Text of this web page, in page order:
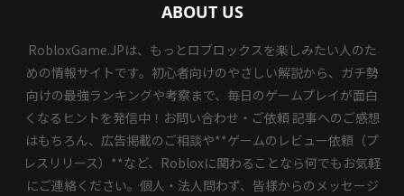
ABOUT US
RobloxGame.JPは、もっとロブロックスを楽しみたい人のた
めの情報サイトです。初心者向けのやさしい解説から、ガチ勢
向けの最強ランキングや考察まで、毎日のゲームプレイが面白
くなるヒントを発信中！お問い合わせ・ご依頼 記事へのご感想
はもちろん、広告掲載のご相談や**ゲームのレビュー依頼（プ
レスリリース）**など、Robloxに関わることなら何でもお気軽
にご連絡ください。個人・法人問わず、皆様からのメッセージ